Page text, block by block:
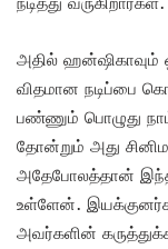
அதில் ஹன்ஷிகாவும்
விதமான நடிப்பை
பண்ணும் பொழுது
தோன்றும் அது
அதேபோலத்தான் இந்த
உள்ளேன்.
அவர்களின்